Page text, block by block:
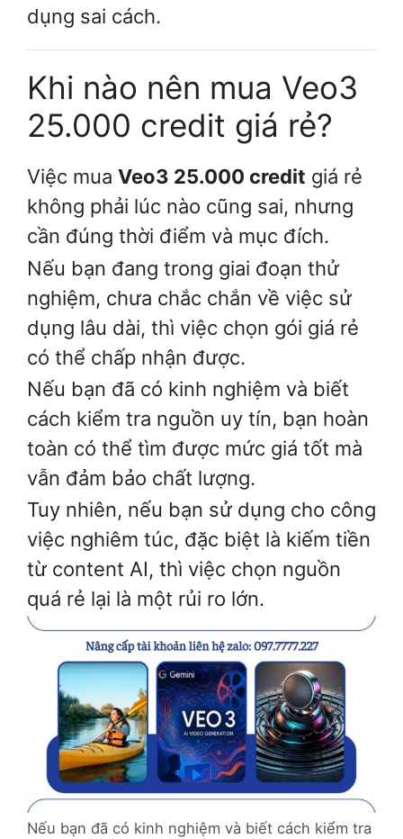
dụng sai cách.
Khi nào nên mua Veo3
25.000 credit giá rẻ?
Việc mua Veo3 25.000 credit giá rẻ
không phải lúc nào cũng sai, nhưng
cần đúng thời điểm và mục đích.
Nếu bạn đang trong giai đoạn thử
nghiệm, chưa chắc chắn về việc sử
dụng lâu dài, thì việc chọn gói giá rẻ
có thể chấp nhận được.
Nếu bạn đã có kinh nghiệm và biết
cách kiểm tra nguồn uy tín, bạn hoàn
toàn có thể tìm được mức giá tốt mà
vẫn đảm bảo chất lượng.
Tuy nhiên, nếu bạn sử dụng cho công
việc nghiêm túc, đặc biệt là kiếm tiền
từ content AI, thì việc chọn nguồn
quá rẻ lại là một rủi ro lớn.
Nếu bạn đã có kinh nghiệm và biết cách kiểm tra